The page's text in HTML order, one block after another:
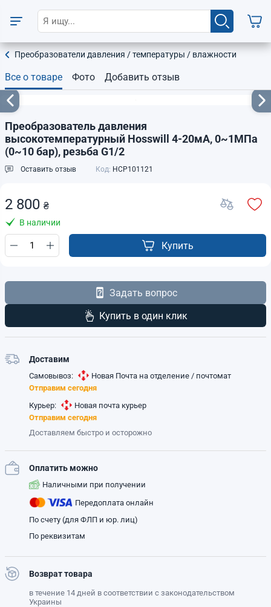
Преобразователи давления / температуры / влажности
Все о товаре Фото Добавить отзыв
Преобразователь давления
высокотемпературный Hosswill 4-20мА, 0~1МПа
(0~10 бар), резьба G1/2
Оставить отзыв Код: HCP101121
2 800 ₴
В наличии
Купить
Задать вопрос
Купить в один клик
Доставим
Самовывоз:
Новая Почта на отделение / почтомат
Отправим сегодня
Курьер:
Новая почта курьер
Отправим сегодня
Доставляем быстро и осторожно
Оплатить можно
Наличными при получении
Передоплата онлайн
По счету (для ФЛП и юр. лиц)
По реквизитам
Возврат товара
в течение 14 дней в соответствии с законодательством
Украины